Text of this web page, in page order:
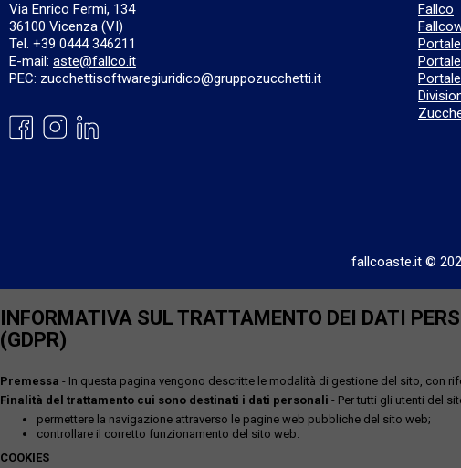
Via Enrico Fermi, 134
36100 Vicenza (VI)
Tel. +39 0444 346211
E-mail: aste@fallco.it
PEC: zucchettisoftwaregiuridico@gruppozucchetti.it
Fallco
fallcoaste.it ©
INFORMATIVA SUL TRATTAMENTO DEI DATI
(GDPR)
Premessa - In questa pagina vengono descritte le modalità di gestione del sito, con
Finalità del trattamento cui sono destinati i dati personali - Per tutti gli utenti del
permettere la navigazione attraverso le pagine web pubbliche del sito web;
controllare il corretto funzionamento del sito web.
COOKIES